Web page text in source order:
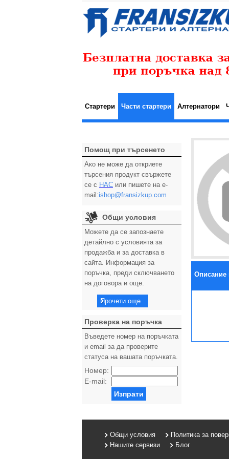
Стартери Части стартери Алтернатори
Помощ при търсенето
Ако не може да откриете
търсения продукт свържете
се с НАС или пишете на e-
mail:ishop@fransizkup.com
Общи условия
Можете да се запознаете
детайлно с условията за
продажба и за доставка в
сайта. Информация за
поръчка, преди сключването
на договора и още.
Прочети още
Проверка на поръчка
Въведете номер на поръчката
и email за да проверите
статуса на вашата поръчката.
Номер:
E-mail:
Изпрати
Описание
Общи условия
Политика за
Нашите сервизи
Блог